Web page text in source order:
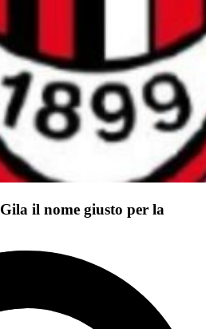
il nome giusto per la